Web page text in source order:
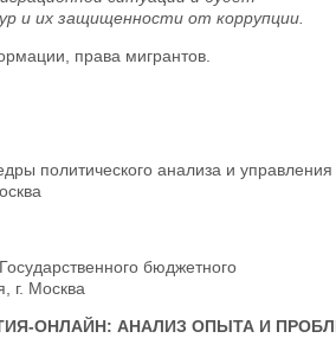
и их защищенности от коррупции.
права мигрантов.
политического анализа и управления
бюджетного
г. Москва
ОНЛАЙН: АНАЛИЗ ОПЫТА И